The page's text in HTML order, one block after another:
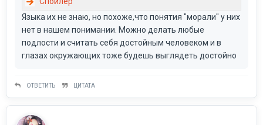
Языка их не знаю, но похоже,что понятия "морали" у них
нет в нашем понимании. Можно делать любые
подлости и считать себя достойным человеком и в
глазах окружающих тоже будешь выглядеть достойно
ОТВЕТИТЬ ЦИТАТА